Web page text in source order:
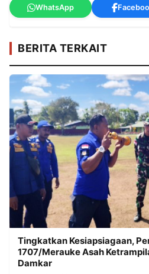
WhatsApp
BERITA TERKAIT
Tingkatkan Kesiapsiagaan,
1707/Merauke Asah
Damkar